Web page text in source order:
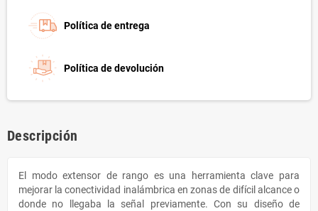
Política de entrega
Política de devolución
Descripción
El modo extensor de rango es una herramienta clave para
mejorar la conectividad inalámbrica en zonas de difícil alcance o
donde no llegaba la señal previamente. Con su diseño de